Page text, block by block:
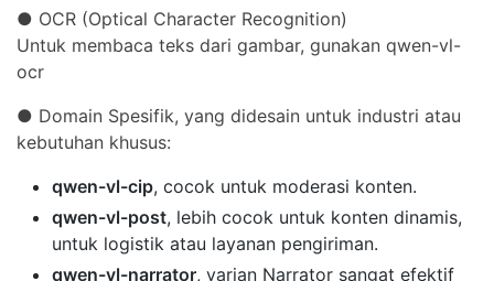
● OCR (Optical Character Recognition)
Untuk membaca teks dari gambar, gunakan qwen-vl-
ocr
● Domain Spesifik, yang didesain untuk industri atau
kebutuhan khusus:
qwen-vl-cip, cocok untuk moderasi konten.
qwen-vl-post, lebih cocok untuk konten dinamis,
untuk logistik atau layanan pengiriman.
qwen-vl-narrator, varian Narrator sangat efektif